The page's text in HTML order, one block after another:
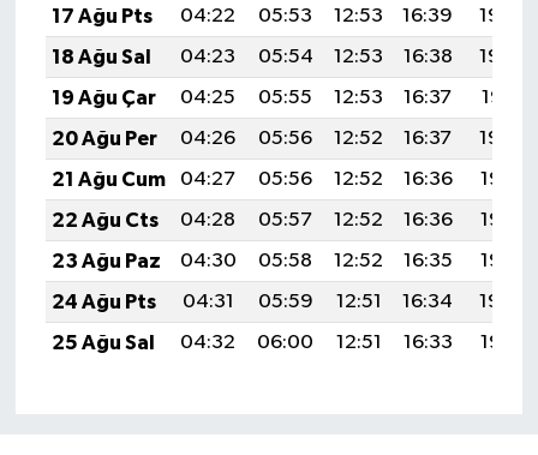
17 Ağu Pts
04:22 05:53 12:53 16:39
19:43
18 Ağu Sal
04:23 05:54 12:53 16:38
19:42
19 Ağu Çar
04:25 05:55 12:53 16:37
19:41
20 Ağu Per
04:26 05:56 12:52 16:37
19:39
21 Ağu Cum
04:27 05:56 12:52 16:36
19:38
22 Ağu Cts
04:28 05:57 12:52 16:36
19:37
23 Ağu Paz
04:30 05:58 12:52 16:35
19:35
24 Ağu Pts
04:31 05:59 12:51 16:34
19:34
25 Ağu Sal
04:32 06:00 12:51 16:33 19:32